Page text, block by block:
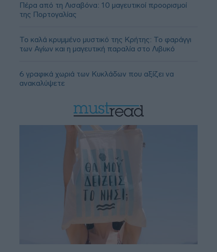
Πέρα από τη Λισαβόνα: 10 μαγευτικοί προορισμοί
της Πορτογαλίας
Το καλά κρυμμένο μυστικό της Κρήτης: Το φαράγγι
των Αγίων και η μαγευτική παραλία στο Λιβυκό
6 γραφικά χωριά των Κυκλάδων που αξίζει να
ανακαλύψετε